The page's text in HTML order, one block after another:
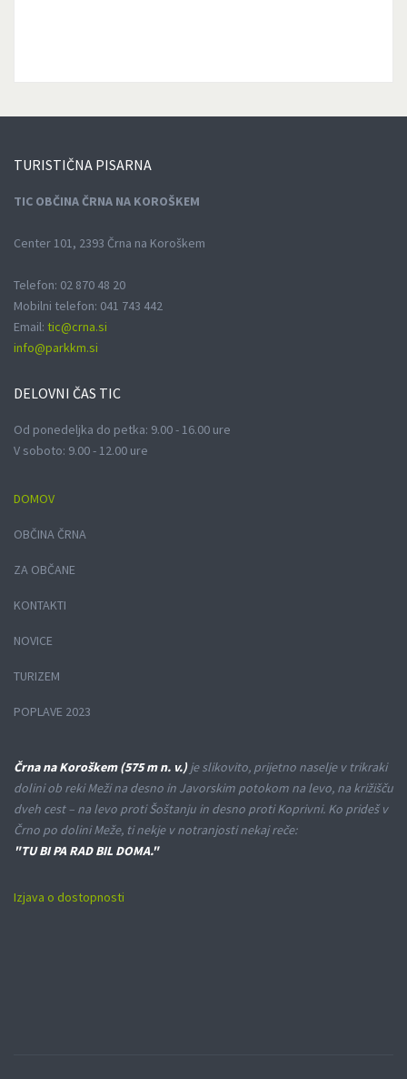
TURISTIČNA PISARNA
TIC OBČINA ČRNA NA KOROŠKEM
Center 101, 2393 Črna na Koroškem
Telefon: 02 870 48 20
Mobilni telefon: 041 743 442
Email: tic@crna.si
info@parkkm.si
DELOVNI ČAS TIC
Od ponedeljka do petka: 9.00 - 16.00 ure
V soboto: 9.00 - 12.00 ure
DOMOV
OBČINA ČRNA
ZA OBČANE
KONTAKTI
NOVICE
TURIZEM
POPLAVE 2023
Črna na Koroškem (575 m n. v.)je slikovito, prijetno naselje v trikraki
dolini ob reki Meži na desno in Javorskim potokom na levo, na križišču
dveh cest – na levo proti Šoštanju in desno proti Koprivni. Ko prideš v
Črno po dolini Meže, ti nekje v notranjosti nekaj reče:
"TU BI PA RAD BIL DOMA."
Izjava o dostopnosti